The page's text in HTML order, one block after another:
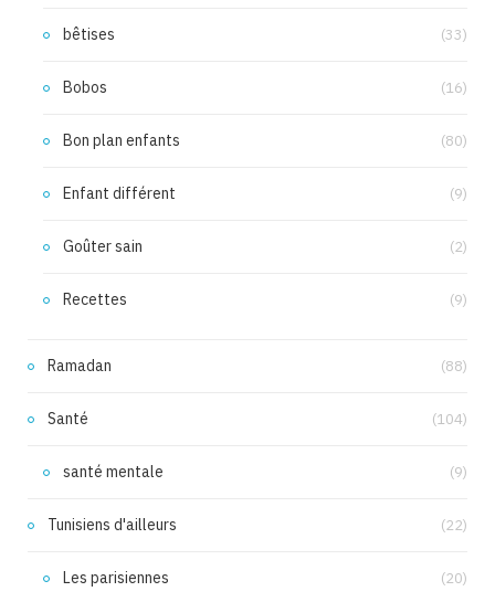
bêtises (33)
Bobos (16)
Bon plan enfants (80)
Enfant différent (9)
Goûter sain (2)
Recettes (9)
Ramadan (88)
Santé (104)
santé mentale (9)
Tunisiens d'ailleurs (22)
Les parisiennes (20)